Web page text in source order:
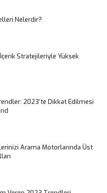
Nelerdir?
Stratejileriyle Yüksek
2023’te Dikkat Edilmesi
Arama Motorlarında Üst